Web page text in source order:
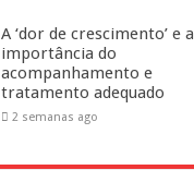
A ‘dor de crescimento’ e a
importância do
acompanhamento e
tratamento adequado
2 semanas ago